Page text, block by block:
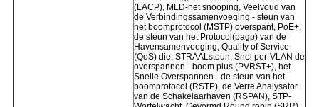
(LACP), MLD-het snooping, Veelvoud van
de Verbindingssamenvoeging - steun van
het boomprotocol (MSTP) overspant, PoE+,
de steun van het Protocol(pagp) van de
Havensamenvoeging, Quality of Service
(QoS) die, STRAALsteun, Snel per-VLAN de
overspannen - boom plus (PVRST+), het
Snelle Overspannen - de steun van het
boomprotocol (RSTP), de Verre Analysator
van de Schakelaarhaven (RSPAN), STP-